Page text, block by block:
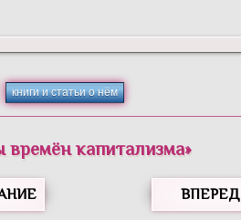
книги и статьи о нём
капитализма»
ВПЕРЕД